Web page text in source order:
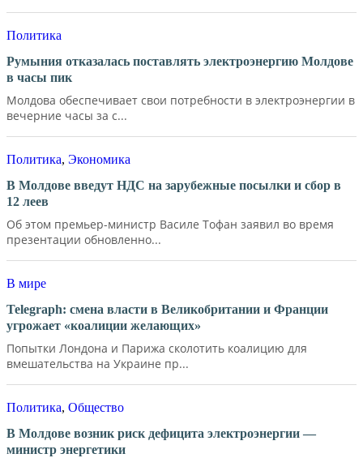
Политика
Румыния отказалась поставлять электроэнергию Молдове
в часы пик
Молдова обеспечивает свои потребности в электроэнергии в
вечерние часы за с...
Политика, Экономика
В Молдове введут НДС на зарубежные посылки и сбор в
12 леев
Об этом премьер-министр Василе Тофан заявил во время
презентации обновленно...
В мире
Telegraph: смена власти в Великобритании и Франции
угрожает «коалиции желающих»
Попытки Лондона и Парижа сколотить коалицию для
вмешательства на Украине пр...
Политика, Общество
В Молдове возник риск дефицита электроэнергии —
министр энергетики